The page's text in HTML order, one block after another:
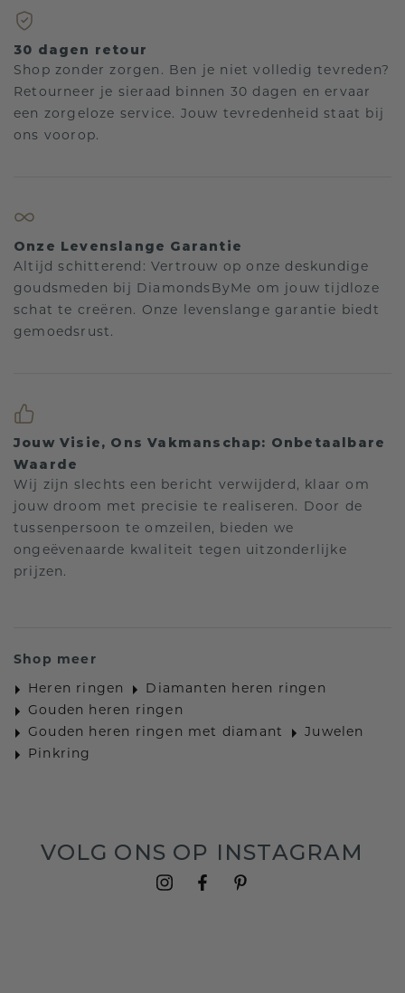
30 dagen retour
Shop zonder zorgen. Ben je niet volledig tevreden?
Retourneer je sieraad binnen 30 dagen en ervaar
een zorgeloze service. Jouw tevredenheid staat bij
ons voorop.
Onze Levenslange Garantie
Altijd schitterend: Vertrouw op onze deskundige
goudsmeden bij DiamondsByMe om jouw tijdloze
schat te creëren. Onze levenslange garantie biedt
gemoedsrust.
Jouw Visie, Ons Vakmanschap: Onbetaalbare
Waarde
Wij zijn slechts een bericht verwijderd, klaar om
jouw droom met precisie te realiseren. Door de
tussenpersoon te omzeilen, bieden we
ongeëvenaarde kwaliteit tegen uitzonderlijke
prijzen.
Shop meer
Heren ringen
Diamanten heren ringen
Gouden heren ringen
Gouden heren ringen met diamant
Juwelen
Pinkring
VOLG ONS OP INSTAGRAM